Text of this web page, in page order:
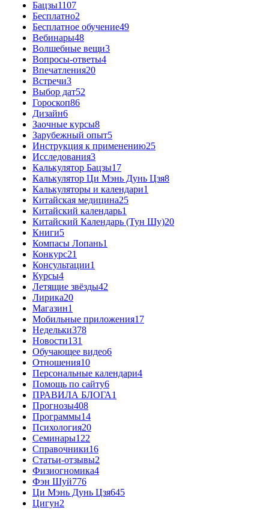
Бацзы1107
Бесплатно2
Бесплатное обучение49
Вебинары48
Волшебные вещи3
Вопросы-ответы4
Впечатления20
Встречи3
Выбор дат52
Гороскоп86
Дизайн6
Заочные курсы8
Зарубежный опыт5
Инструкция к применению25
Исследования3
Калькулятор Бацзы17
Калькулятор Ци Мэнь Дунь Цзя8
Калькуляторы и календари1
Китайская медицина25
Китайский календарь1
Китайский Календарь (Тун Шу)20
Книги5
Компасы Лопань1
Конкурс21
Консультации1
Курсы4
Летящие звёзды42
Лирика20
Магазин1
Мобильные приложения17
Недельки378
Новости131
Обучающее видео6
Отношения10
Персональные календари4
Помощь по сайту6
ПРАВИЛА БЛОГА1
Прогнозы408
Программы14
Психология20
Семинары122
Справочники16
Статьи-отзывы2
Физиогномика4
Фэн Шуй776
Ци Мэнь Дунь Цзя645
Цигун2